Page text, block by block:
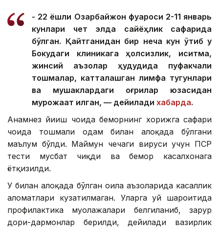
- 22 ёшли Озарбайжон фуқароси 2-11 январь
кунлари чет элда сайёҳлик сафарида
бўлган. Қайтганидан бир неча кун ўтиб у
Бокудаги клиникага ҳолсизлик, иситма,
жинсий аъзолар ҳудудида пуфакчали
тошмалар, катталашган лимфа тугунлари
ва мушаклардаги оғриқлар юзасидан
мурожаат қилган, — дейилади хабарда.
Анамнез йиғиш чоғида беморнинг хорижга сафари
чоғида тошмали одам билан алоқада бўлгани
маълум бўлди. Маймун чечаги вируси учун ПCР
тести мусбат чиқди ва бемор касалхонага
ётқизилди.
У билан алоқада бўлган оила аъзоларида касаллик
аломатлари кузатилмаган. Уларга уй шароитида
профилактика муолажалари белгиланиб, зарур
дори-дармонлар берилди, дейилади вазирлик